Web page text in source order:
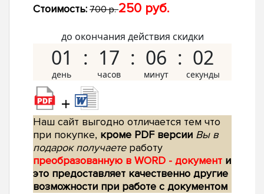
Стоимость: 700 р.250 руб.
до окончания действия скидки
01 17 06 01
+
Наш сайт выгодно отличается тем что
при покупке, кроме PDF версии Вы в
подарок получаетеработу
преобразованную в WORD - документ и
это предоставляет качественно другие
возможности при работе с документом